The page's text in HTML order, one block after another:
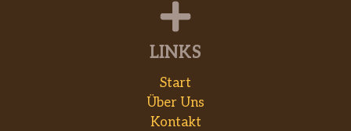
LINKS
Start
Über Uns
Kontakt